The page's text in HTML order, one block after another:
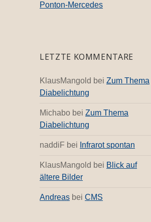
Ponton-Mercedes
LETZTE KOMMENTARE
KlausMangold beiZum Thema
Diabelichtung
Michabo beiZum Thema
Diabelichtung
naddiF bei Infrarot spontan
KlausMangold bei Blick auf
ältere Bilder
Andreas beiCMS